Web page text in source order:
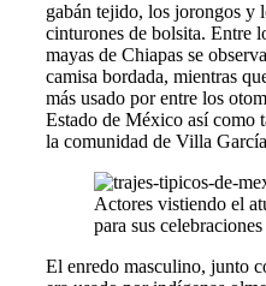
gabán tejido, los jorongos y
cinturones de bolsita. Entre
mayas de Chiapas se
camisa bordada, mientras
más usado por entre los
Estado de México así como
la comunidad de Villa
Actores vistiendo el
para sus
El enredo masculino, junto